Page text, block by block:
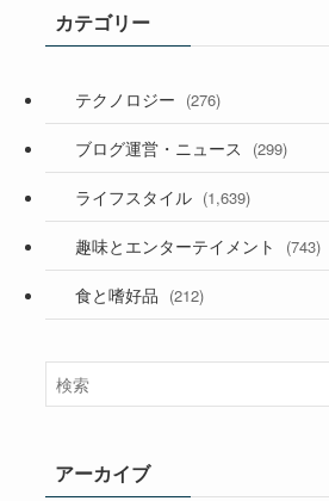
カテゴリー
テクノロジー (276)
(36)
(187)
(53)
ブログ運営・ニュース (299)
(118)
(181)
ライフスタイル (1,639)
(394)
(282)
(33)
趣味とエンターテイメント (743)
(56)
食と嗜好品 (212)
アーカイブ